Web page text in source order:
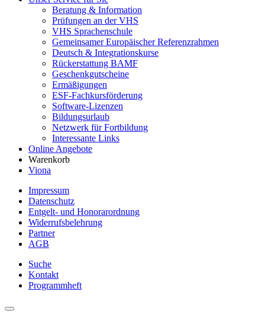
Beratung & Information
Prüfungen an der VHS
VHS Sprachenschule
Gemeinsamer Europäischer Referenzrahmen
Deutsch & Integrationskurse
Rückerstattung BAMF
Geschenkgutscheine
Ermäßigungen
ESF-Fachkursförderung
Software-Lizenzen
Bildungsurlaub
Netzwerk für Fortbildung
Interessante Links
Online Angebote
Warenkorb
Viona
Impressum
Datenschutz
Entgelt- und Honorarordnung
Widerrufsbelehrung
Partner
AGB
Suche
Kontakt
Programmheft